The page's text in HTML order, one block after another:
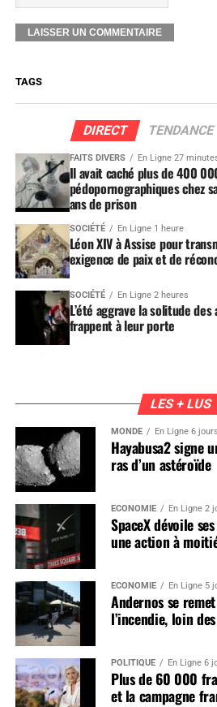
TAGS
DIRECT TENDANCE
FAITS DIVERS En Ligne 27
Il avait caché plus de 400
pédopornographiques chez
ans de prison
SOCIÉTÉ En Ligne 1 heure
Léon XIV à Assise pour
exigence de paix et de
SOCIÉTÉ En Ligne 2 heures
L’été aggrave la solitude
frappent à leur porte
LES + LUS
MONDE En Ligne 6 jours
Hayabusa2 signe
ras d’un astéroïde
ÉCONOMIE En Ligne 2
SpaceX dévoile
une action à
ÉCONOMIE En Ligne 5
Andernos se
l’incendie, loin
POLITIQUE En Ligne 6
Plus de 60 000
et la campagne